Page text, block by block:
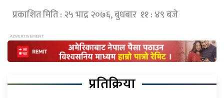
प्रकाशित मिति : २५ भाद्र २०७६, बुधबार ११ : ४९ बजे
प्रतिक्रिया